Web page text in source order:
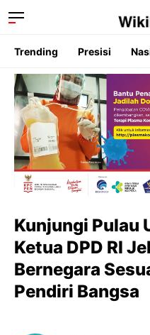
Trending Presisi
Kunjungi Pulau
Ketua DPD RI
Bernegara
Pendiri Bangsa